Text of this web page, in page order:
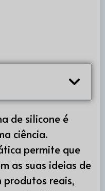
de silicone é
ciência.
permite que
as suas ideias de
produtos reais,